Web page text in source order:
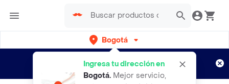
Bogotá
Ingresa tu dirección en
Bogotá. Mejor servicio,
envíos gratis por semanas
Aplican TyC